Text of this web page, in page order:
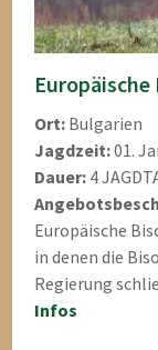
Ort: Bulgarien
Jagdzeit:01.
Dauer: 4
Europäische
in denen die
Regierung
Infos